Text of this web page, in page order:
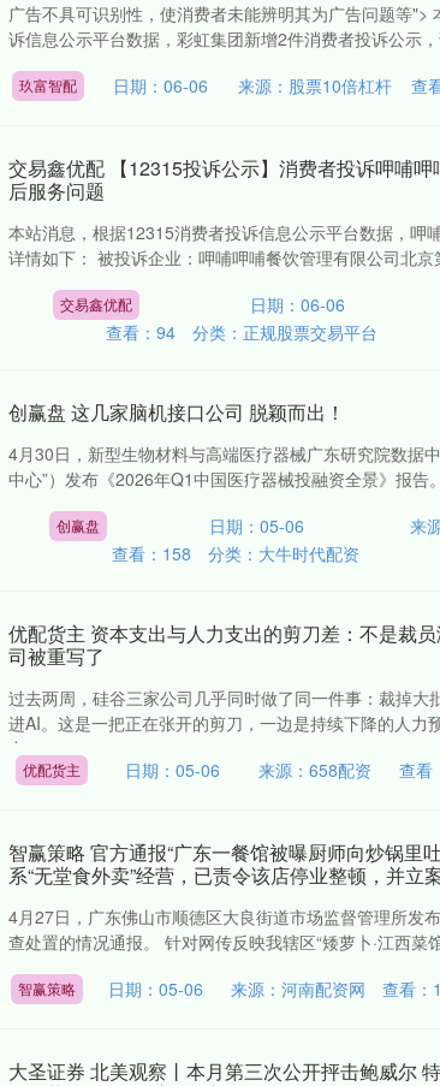
广告不具可识别性，使消费者未能辨明其为广告问题等">
诉信息公示平台数据，彩虹集团新增2件消费者投诉公示
玖富智配 日期：06-06 来源：股票10倍杠杆 查
交易鑫优配 【12315投诉公示】消费者投诉呷哺呷
后服务问题
本站消息，根据12315消费者投诉信息公示平台数据，呷
详情如下： 被投诉企业：呷哺呷哺餐饮管理有限公司北
交易鑫优配 日期：06-06
查看： 94 分类： 正规股票交易平台
创赢盘 这几家脑机接口公司 脱颖而出！
4月30日，新型生物材料与高端医疗器械广东研究院数据
中心”）发布《2026年Q1中国医疗器械投融资全景》报告
创赢盘 日期：05-06
来
查看： 158 分类： 大牛时代配资
优配货主 资本支出与人力支出的剪刀差：不是裁
司被重写了
过去两周，硅谷三家公司几乎同时做了同一件事：裁掉大
进AI。这是一把正在张开的剪刀，一边是持续下降的人力
力....
优配货主 日期：05-06 来源：658配资 查看
智赢策略 官方通报“广东一餐馆被曝厨师向炒锅里吐
系“无堂食外卖”经营，已责令该店停业整顿，并立
4月27日，广东佛山市顺德区大良街道市场监督管理所发
查处置的情况通报。 针对网传反映我辖区“矮萝卜·江西菜
智赢策略 日期：05-06 来源：河南配资网 查看：
大圣证券 北美观察丨本月第三次公开抨击鲍威尔